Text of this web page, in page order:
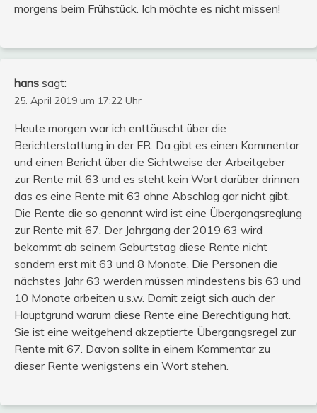
morgens beim Frühstück. Ich möchte es nicht missen!
hans sagt:
25. April 2019 um 17:22 Uhr
Heute morgen war ich enttäuscht über die
Berichterstattung in der FR. Da gibt es einen Kommentar
und einen Bericht über die Sichtweise der Arbeitgeber
zur Rente mit 63 und es steht kein Wort darüber drinnen
das es eine Rente mit 63 ohne Abschlag gar nicht gibt.
Die Rente die so genannt wird ist eine Übergangsreglung
zur Rente mit 67. Der Jahrgang der 2019 63 wird
bekommt ab seinem Geburtstag diese Rente nicht
sondern erst mit 63 und 8 Monate. Die Personen die
nächstes Jahr 63 werden müssen mindestens bis 63 und
10 Monate arbeiten u.s.w. Damit zeigt sich auch der
Hauptgrund warum diese Rente eine Berechtigung hat.
Sie ist eine weitgehend akzeptierte Übergangsregel zur
Rente mit 67. Davon sollte in einem Kommentar zu
dieser Rente wenigstens ein Wort stehen.